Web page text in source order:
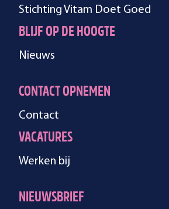
Stichting Vitam Doet Goed
BLIJF OP DE HOOGTE
Nieuws
CONTACT OPNEMEN
Contact
VACATURES
Werken bij
NIEUWSBRIEF